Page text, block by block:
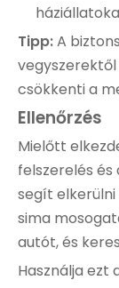
Tipp:A
vegyszerektől
csökkenti a
Ellenőrzés
Mielőtt
felszerelés és
segít
sima
autót, és
Használja ezt